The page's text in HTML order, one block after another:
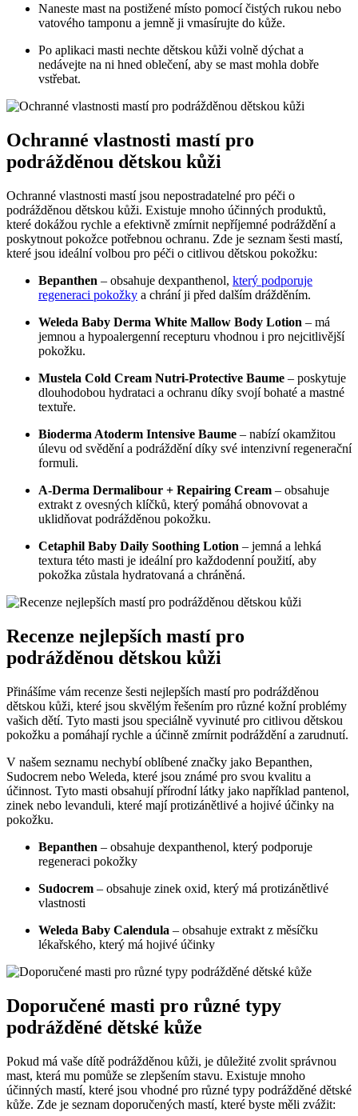
Naneste mast na postižené místo pomocí čistých rukou nebo
vatového tamponu a jemně ji vmasírujte do kůže.
Po aplikaci masti nechte dětskou kůži volně dýchat a
nedávejte na ni hned oblečení, aby se mast mohla dobře
vstřebat.
Ochranné vlastnosti mastí pro
podrážděnou dětskou kůži
Ochranné vlastnosti mastí jsou nepostradatelné pro péči o
podrážděnou dětskou kůži. Existuje mnoho účinných produktů,
které dokážou rychle a efektivně zmírnit nepříjemné podráždění a
poskytnout pokožce potřebnou ochranu. Zde je seznam šesti mastí,
které jsou ideální volbou pro péči o citlivou dětskou pokožku:
Bepanthen – obsahuje dexpanthenol, který podporuje
regeneraci pokožky a chrání ji před dalším drážděním.
Weleda Baby Derma White Mallow Body Lotion – má
jemnou a hypoalergenní recepturu vhodnou i pro nejcitlivější
pokožku.
Mustela Cold Cream Nutri-Protective Baume – poskytuje
dlouhodobou hydrataci a ochranu díky svojí bohaté a mastné
textuře.
Bioderma Atoderm Intensive Baume – nabízí okamžitou
úlevu od svědění a podráždění díky své intenzivní regenerační
formuli.
A-Derma Dermalibour + Repairing Cream – obsahuje
extrakt z ovesných klíčků, který pomáhá obnovovat a
uklidňovat podrážděnou pokožku.
Cetaphil Baby Daily Soothing Lotion – jemná a lehká
textura této masti je ideální pro každodenní použití, aby
pokožka zůstala hydratovaná a chráněná.
Recenze nejlepších mastí pro
podrážděnou dětskou kůži
Přinášíme vám recenze šesti nejlepších mastí pro podrážděnou
dětskou kůži, které jsou skvělým řešením pro různé kožní problémy
vašich dětí. Tyto masti jsou speciálně vyvinuté pro citlivou dětskou
pokožku a pomáhají rychle a účinně zmírnit podráždění a zarudnutí.
V našem seznamu nechybí oblíbené značky jako Bepanthen,
Sudocrem nebo Weleda, které jsou známé pro svou kvalitu a
účinnost. Tyto masti obsahují přírodní látky jako například pantenol,
zinek nebo levanduli, které mají protizánětlivé a hojivé účinky na
pokožku.
Bepanthen – obsahuje dexpanthenol, který podporuje
regeneraci pokožky
Sudocrem – obsahuje zinek oxid, který má protizánětlivé
vlastnosti
Weleda Baby Calendula – obsahuje extrakt z měsíčku
lékařského, který má hojivé účinky
Doporučené masti pro různé typy
podrážděné dětské kůže
Pokud má vaše dítě podrážděnou kůži, je důležité zvolit správnou
mast, která mu pomůže se zlepšením stavu. Existuje mnoho
účinných mastí, které jsou vhodné pro různé typy podrážděné dětské
kůže. Zde je seznam doporučených mastí, které byste měli zvážit: